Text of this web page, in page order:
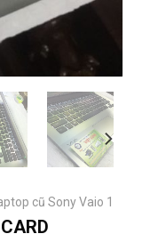
cũ Sony Vaio 1